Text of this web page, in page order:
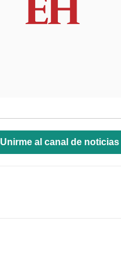
Unirme al canal de noticias